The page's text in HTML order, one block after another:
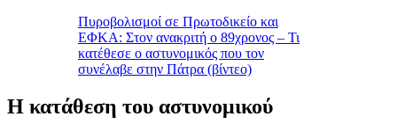
Πυροβολισμοί σε Πρωτοδικείο και
ΕΦΚΑ: Στον ανακριτή ο 89χρονος – Τι
κατέθεσε ο αστυνομικός που τον
συνέλαβε στην Πάτρα (βίντεο)
Η κατάθεση του αστυνομικού